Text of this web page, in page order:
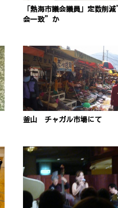
「熱海市議会議員」定数削
会一致”か
釜山 チャガル市場にて